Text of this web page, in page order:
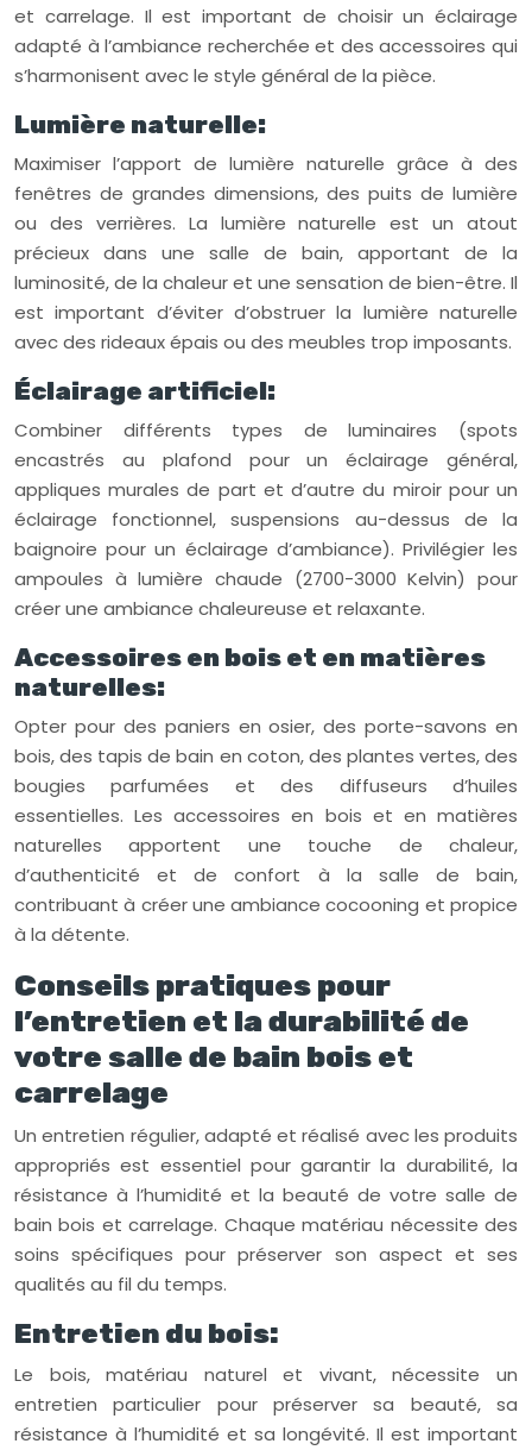
et carrelage. Il est important de choisir un éclairage
adapté à l’ambiance recherchée et des accessoires qui
s’harmonisent avec le style général de la pièce.
Lumière naturelle:
Maximiser l’apport de lumière naturelle grâce à des
fenêtres de grandes dimensions, des puits de lumière
ou des verrières. La lumière naturelle est un atout
précieux dans une salle de bain, apportant de la
luminosité, de la chaleur et une sensation de bien-être. Il
est important d’éviter d’obstruer la lumière naturelle
avec des rideaux épais ou des meubles trop imposants.
Éclairage artificiel:
Combiner différents types de luminaires (spots
encastrés au plafond pour un éclairage général,
appliques murales de part et d’autre du miroir pour un
éclairage fonctionnel, suspensions au-dessus de la
baignoire pour un éclairage d’ambiance). Privilégier les
ampoules à lumière chaude (2700-3000 Kelvin) pour
créer une ambiance chaleureuse et relaxante.
Accessoires en bois et en matières
naturelles:
Opter pour des paniers en osier, des porte-savons en
bois, des tapis de bain en coton, des plantes vertes, des
bougies parfumées et des diffuseurs d’huiles
essentielles. Les accessoires en bois et en matières
naturelles apportent une touche de chaleur,
d’authenticité et de confort à la salle de bain,
contribuant à créer une ambiance cocooning et propice
à la détente.
Conseils pratiques pour
l’entretien et la durabilité de
votre salle de bain bois et
carrelage
Un entretien régulier, adapté et réalisé avec les produits
appropriés est essentiel pour garantir la durabilité, la
résistance à l’humidité et la beauté de votre salle de
bain bois et carrelage. Chaque matériau nécessite des
soins spécifiques pour préserver son aspect et ses
qualités au fil du temps.
Entretien du bois:
Le bois, matériau naturel et vivant, nécessite un
entretien particulier pour préserver sa beauté, sa
résistance à l’humidité et sa longévité. Il est important